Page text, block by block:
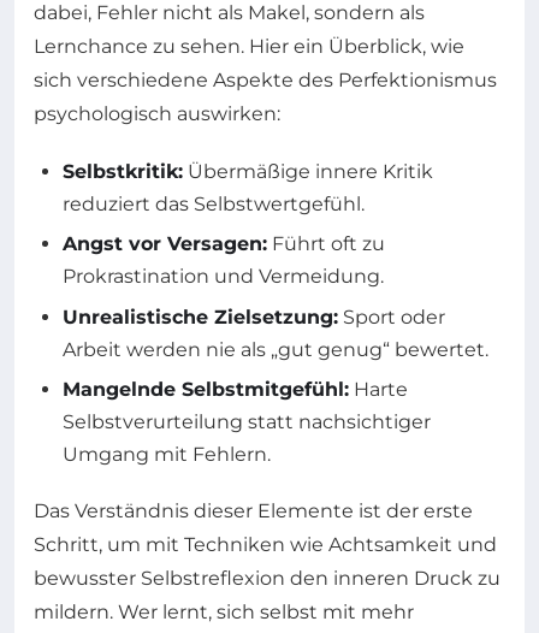
dabei, Fehler nicht als Makel, sondern als
Lernchance zu sehen. Hier ein Überblick, wie
sich verschiedene Aspekte des Perfektionismus
psychologisch auswirken:
Selbstkritik: Übermäßige innere Kritik
reduziert das Selbstwertgefühl.
Angst vor Versagen: Führt oft zu
Prokrastination und Vermeidung.
Unrealistische Zielsetzung: Sport oder
Arbeit werden nie als „gut genug“ bewertet.
Mangelnde Selbstmitgefühl: Harte
Selbstverurteilung statt nachsichtiger
Umgang mit Fehlern.
Das Verständnis dieser Elemente ist der erste
Schritt, um mit Techniken wie Achtsamkeit und
bewusster Selbstreflexion den inneren Druck zu
mildern. Wer lernt, sich selbst mit mehr